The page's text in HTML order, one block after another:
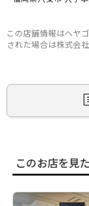
この店舗情報はヘヤ
された場合は株式会
このお店を見